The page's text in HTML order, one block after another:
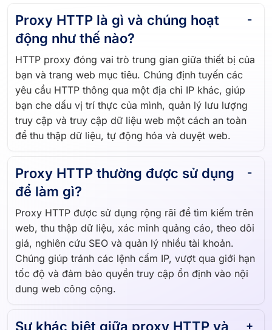
Proxy HTTP là gì và chúng hoạt
động như thế nào?
HTTP proxy đóng vai trò trung gian giữa thiết bị của
bạn và trang web mục tiêu. Chúng định tuyến các
yêu cầu HTTP thông qua một địa chỉ IP khác, giúp
bạn che dấu vị trí thực của mình, quản lý lưu lượng
truy cập và truy cập dữ liệu web một cách an toàn
để thu thập dữ liệu, tự động hóa và duyệt web.
Proxy HTTP thường được sử dụng
để làm gì?
Proxy HTTP được sử dụng rộng rãi để tìm kiếm trên
web, thu thập dữ liệu, xác minh quảng cáo, theo dõi
giá, nghiên cứu SEO và quản lý nhiều tài khoản.
Chúng giúp tránh các lệnh cấm IP, vượt qua giới hạn
tốc độ và đảm bảo quyền truy cập ổn định vào nội
dung web công cộng.
Sự khác biệt giữa proxy HTTP và